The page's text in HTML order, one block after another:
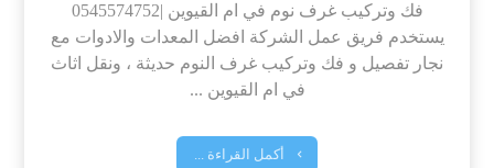
فك وتركيب غرف نوم في ام القيوين |0545574752
يستخدم فريق عمل الشركة افضل المعدات والادوات مع
نجار تفصيل و فك وتركيب غرف النوم حديثة ، ونقل اثاث
في ام القيوين ...
أكمل القراءة ...